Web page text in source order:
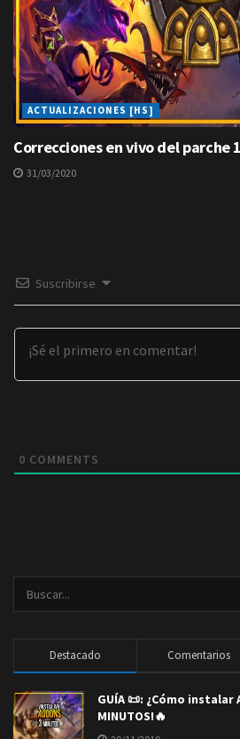
ACTUALIZACIONES [HS]
Correcciones en vivo del parche
31/03/2020
Suscribirse
0 COMMENTS
Destacado Comentarios
GUÍA 📜: ¿Cómo instalar
MINUTOS!🔥